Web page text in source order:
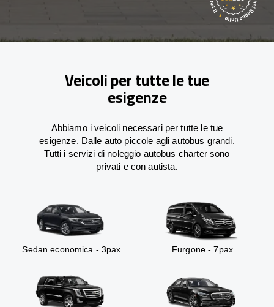
Veicoli per tutte le tue
esigenze
Abbiamo i veicoli necessari per tutte le tue
esigenze. Dalle auto piccole agli autobus grandi.
Tutti i servizi di noleggio autobus charter sono
privati e con autista.
Sedan economica - 3pax Furgone - 7pax